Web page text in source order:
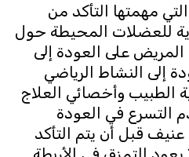
مهمتها التأكد من
للعضلات المحيطة حول
على العودة إلى
إلى النشاط الرياضي
وأخصائي العلاج
في العودة
قبل أن يتم التأكد